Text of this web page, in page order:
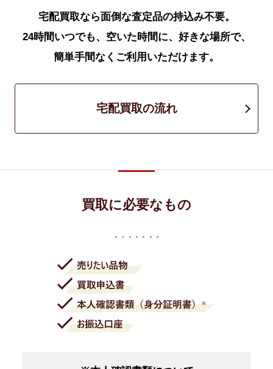
宅配買取なら面倒な査定品の持込み不要。
24時間いつでも、空いた時間に、好きな場所で、
簡単手間なくご利用いただけます。
宅配買取の流れ
買取に必要なもの